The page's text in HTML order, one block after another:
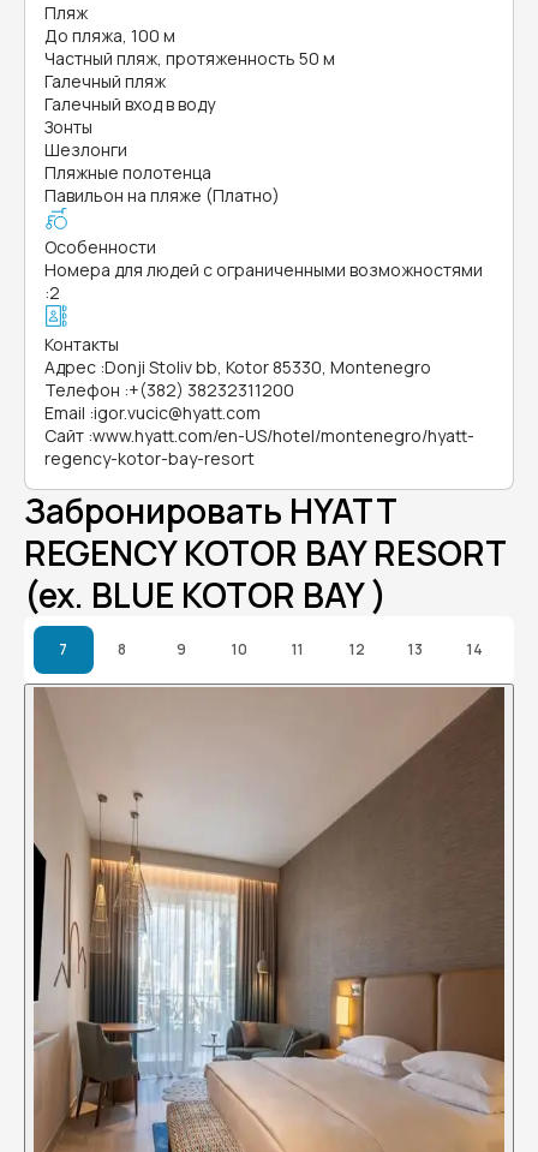
Пляж
До пляжа, 100 м
Частный пляж, протяженность 50 м
Галечный пляж
Галечный вход в воду
Зонты
Шезлонги
Пляжные полотенца
Павильон на пляже (Платно)
Особенности
Номера для людей с ограниченными возможностями
:2
Контакты
Адрес :Donji Stoliv bb, Kotor 85330, Montenegro
Телефон :+(382) 38232311200
Email :igor.vucic@hyatt.com
Сайт :www.hyatt.com/en-US/hotel/montenegro/hyatt-
regency-kotor-bay-resort
Забронировать HYATT
REGENCY KOTOR BAY RESORT
(ex. BLUE KOTOR BAY )
7 8 9 10 11 12 13 14